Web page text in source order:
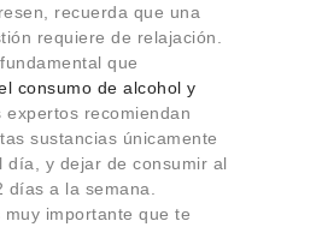
recuerda que una
requiere de relajación.
que
consumo de alcohol y
expertos recomiendan
sustancias únicamente
día, y dejar de consumir al
días a la semana.
muy importante que te